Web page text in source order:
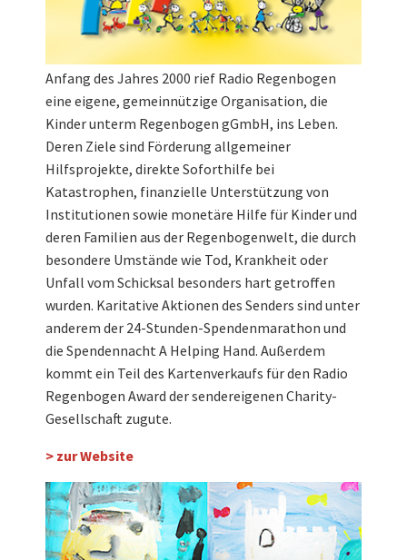
Anfang des Jahres 2000 rief Radio Regenbogen
eine eigene, gemeinnützige Organisation, die
Kinder unterm Regenbogen gGmbH, ins Leben.
Deren Ziele sind Förderung allgemeiner
Hilfsprojekte, direkte Soforthilfe bei
Katastrophen, finanzielle Unterstützung von
Institutionen sowie monetäre Hilfe für Kinder und
deren Familien aus der Regenbogenwelt, die durch
besondere Umstände wie Tod, Krankheit oder
Unfall vom Schicksal besonders hart getroffen
wurden. Karitative Aktionen des Senders sind unter
anderem der 24-Stunden-Spendenmarathon und
die Spendennacht A Helping Hand. Außerdem
kommt ein Teil des Kartenverkaufs für den Radio
Regenbogen Award der sendereigenen Charity-
Gesellschaft zugute.
> zur Website